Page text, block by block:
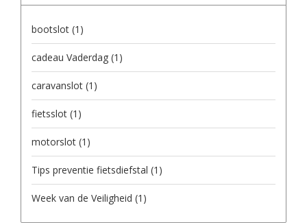
bootslot (1)
cadeau Vaderdag (1)
caravanslot (1)
fietsslot (1)
motorslot (1)
Tips preventie fietsdiefstal (1)
Week van de Veiligheid (1)